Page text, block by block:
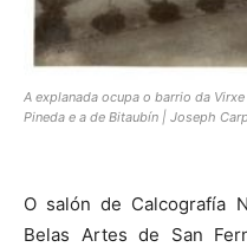
A explanada ocupa o barrio da
Pineda e a de Bitaubín | Joseph
O salón de Calcografía
Belas Artes de San